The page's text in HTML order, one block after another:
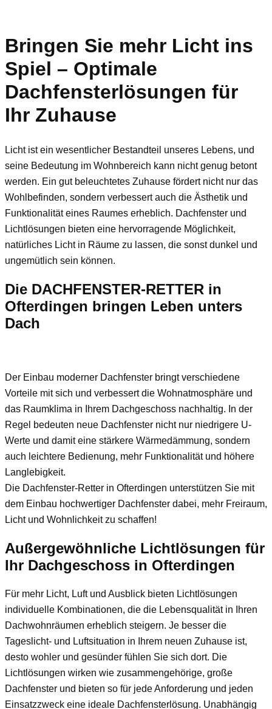
Bringen Sie mehr Licht ins
Spiel – Optimale
Dachfensterlösungen für
Ihr Zuhause
Licht ist ein wesentlicher Bestandteil unseres Lebens, und
seine Bedeutung im Wohnbereich kann nicht genug betont
werden. Ein gut beleuchtetes Zuhause fördert nicht nur das
Wohlbefinden, sondern verbessert auch die Ästhetik und
Funktionalität eines Raumes erheblich. Dachfenster und
Lichtlösungen bieten eine hervorragende Möglichkeit,
natürliches Licht in Räume zu lassen, die sonst dunkel und
ungemütlich sein können.
Die DACHFENSTER-RETTER in
Ofterdingen bringen Leben unters
Dach
Der Einbau moderner Dachfenster bringt verschiedene
Vorteile mit sich und verbessert die Wohnatmosphäre und
das Raumklima in Ihrem Dachgeschoss nachhaltig. In der
Regel bedeuten neue Dachfenster nicht nur niedrigere U-
Werte und damit eine stärkere Wärmedämmung, sondern
auch leichtere Bedienung, mehr Funktionalität und höhere
Langlebigkeit.
Die Dachfenster-Retter in Ofterdingen unterstützen Sie mit
dem Einbau hochwertiger Dachfenster dabei, mehr Freiraum,
Licht und Wohnlichkeit zu schaffen!
Außergewöhnliche Lichtlösungen für
Ihr Dachgeschoss in Ofterdingen
Für mehr Licht, Luft und Ausblick bieten Lichtlösungen
individuelle Kombinationen, die die Lebensqualität in Ihren
Dachwohnräumen erheblich steigern. Je besser die
Tageslicht- und Luftsituation in Ihrem neuen Zuhause ist,
desto wohler und gesünder fühlen Sie sich dort. Die
Lichtlösungen wirken wie zusammengehörige, große
Dachfenster und bieten so für jede Anforderung und jeden
Einsatzzweck eine ideale Dachfensterlösung. Unabhängig